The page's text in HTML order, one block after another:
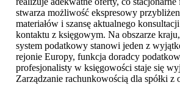
stwarza możliwość ekspresowy
materiałów i szansę aktualnego
kontaktu z księgowym. Na obszarze
system podatkowy stanowi jeden z
rejonie Europy, funkcja doradcy
profesjonalisty w księgowości staje się
Zarządzanie rachunkowością dla spółki z